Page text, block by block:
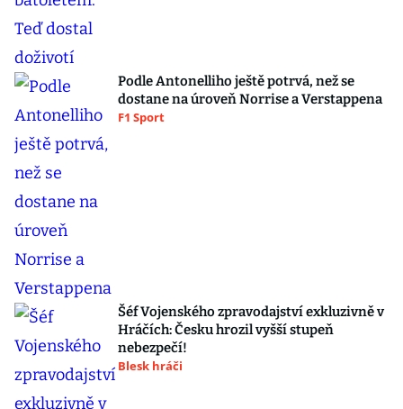
Podle Antonelliho ještě potrvá, než se
dostane na úroveň Norrise a Verstappena
F1 Sport
Šéf Vojenského zpravodajství exkluzivně v
Hráčích: Česku hrozil vyšší stupeň
nebezpečí!
Blesk hráči